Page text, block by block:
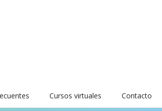
Cursos virtuales Contacto